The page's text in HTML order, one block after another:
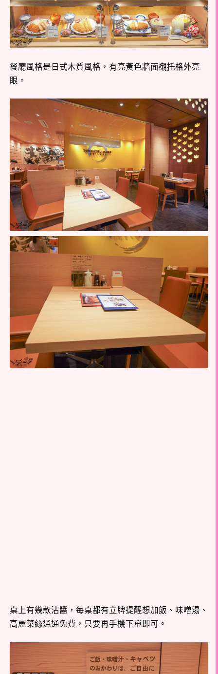
餐廳風格是日式木質風格，有亮黃色牆面襯托格外亮
眼。
桌上有幾款沾醬，每桌都有立牌提醒想加飯、味噌湯、
高麗菜絲通通免費，只要再手機下單即可。